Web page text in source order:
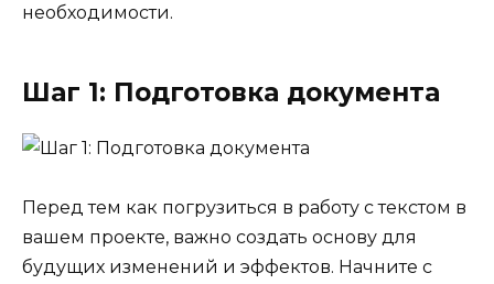
необходимости.
Шаг 1: Подготовка документа
Перед тем как погрузиться в работу с текстом в
вашем проекте, важно создать основу для
будущих изменений и эффектов. Начните с